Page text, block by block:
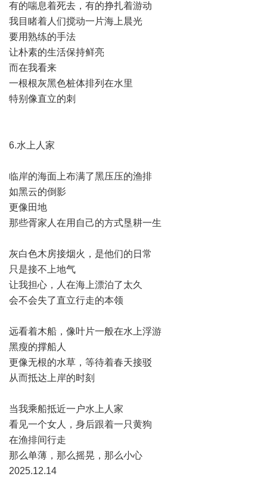
有的喘息着死去，有的挣扎着游动
我目睹着人们搅动一片海上晨光
要用熟练的手法
让朴素的生活保持鲜亮
而在我看来
一根根灰黑色桩体排列在水里
特别像直立的刺
6.水上人家
临岸的海面上布满了黑压压的渔排
如黑云的倒影
更像田地
那些胥家人在用自己的方式垦耕一生
灰白色木房接烟火，是他们的日常
只是接不上地气
让我担心，人在海上漂泊了太久
会不会失了直立行走的本领
远看着木船，像叶片一般在水上浮游
黑瘦的撑船人
更像无根的水草，等待着春天接驳
从而抵达上岸的时刻
当我乘船抵近一户水上人家
看见一个女人，身后跟着一只黄狗
在渔排间行走
那么单薄，那么摇晃，那么小心
2025.12.14